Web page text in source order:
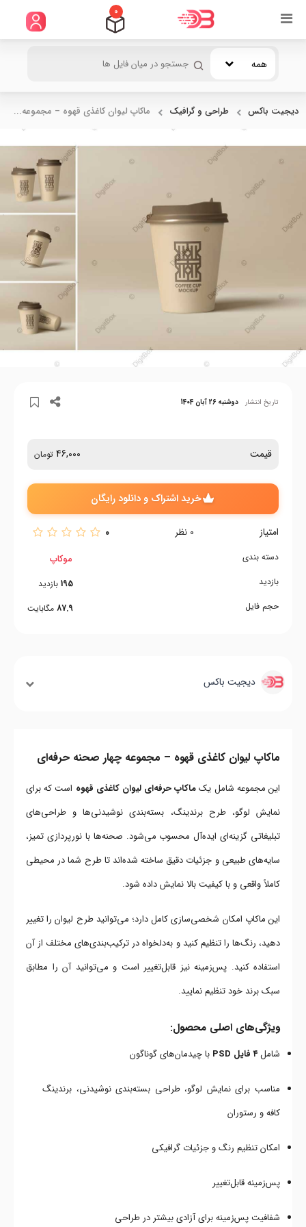
0
همه
دیجیت باکس طراحی و گرافیک ماکاپ لیوان کاغذی قهوه – مجموعه...
تاریخ انتشار دوشنبه 26 آبان 1404
قیمت 46,000 تومان
خرید اشتراک و دانلود رایگان
امتیاز 0 نظر 0
دسته بندی
بازدید
حجم فایل
موکاپ
195 بازدید
87.9 مگابایت
دیجیت باکس
ماکاپ لیوان کاغذی قهوه – مجموعه چهار صحنه حرفه‌ای
این مجموعه شامل یکماکاپ حرفه‌ای لیوان کاغذی قهوه است که برای
نمایش لوگو، طرح برندینگ، بسته‌بندی نوشیدنی‌ها و طراحی‌های
تبلیغاتی گزینه‌ای ایده‌آل محسوب می‌شود. صحنه‌ها با نورپردازی تمیز،
سایه‌های طبیعی و جزئیات دقیق ساخته شده‌اند تا طرح شما در محیطی
کاملاً واقعی و با کیفیت بالا نمایش داده شود.
این ماکاپ امکان شخصی‌سازی کامل دارد؛ می‌توانید طرح لیوان را تغییر
دهید، رنگ‌ها را تنظیم کنید و به‌دلخواه در ترکیب‌بندی‌های مختلف از آن
استفاده کنید. پس‌زمینه نیز قابل‌تغییر است و می‌توانید آن را مطابق
سبک برند خود تنظیم نمایید.
ویژگی‌های اصلی محصول:
شامل۴ فایل PSD با چیدمان‌های گوناگون
مناسب برای نمایش لوگو، طراحی بسته‌بندی نوشیدنی، برندینگ
کافه و رستوران
امکان تنظیم رنگ و جزئیات گرافیکی
پس‌زمینه قابل‌تغییر
شفافیت پس‌زمینه برای آزادی بیشتر در طراحی